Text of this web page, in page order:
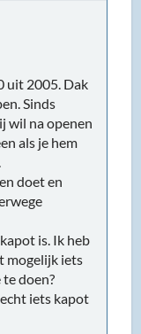
uit 2005. Dak
Sinds
wil na openen
als je hem
doet en
is. Ik heb
mogelijk iets
doen?
iets kapot